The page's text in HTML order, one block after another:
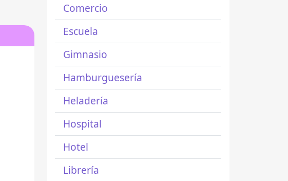
Comercio
Escuela
Gimnasio
Hamburguesería
Heladería
Hospital
Hotel
Librería